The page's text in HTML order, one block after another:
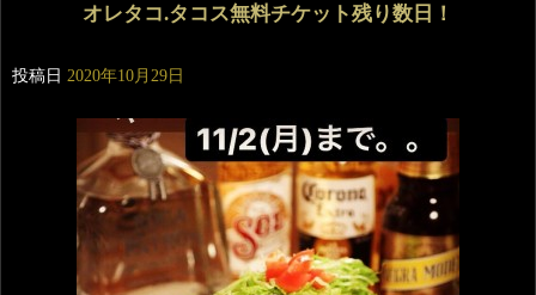
オレタコ.タコス無料チケット残り数日！
投稿日 2020年10月29日